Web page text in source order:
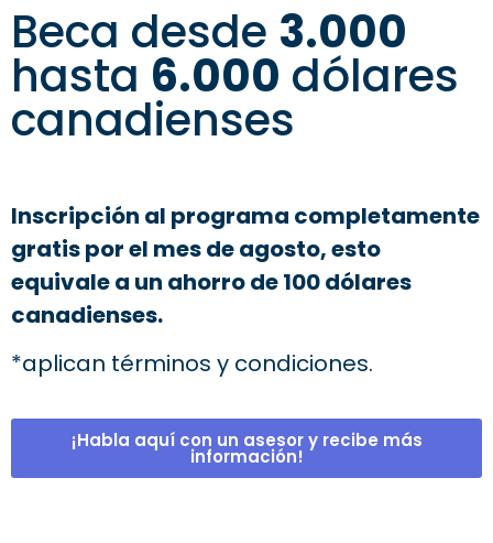
Beca desde 3.000
hasta 6.000 dólares
canadienses
Inscripción al programa completamente
gratis por el mes de agosto, esto
equivale a un ahorro de 100 dólares
canadienses.
*aplican términos y condiciones.
¡Habla aquí con un asesor y recibe más
información!